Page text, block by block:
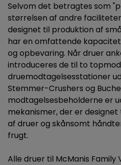
Selvom det betragtes som
størrelsen af andre
designet til produktion af
har en omfattende
og opbevaring. Når druer
introduceres de til to
druemodtagelsesstationer
Stemmer-Crushers og
modtagelsesbeholderne er
mekanismer, der er
af druer og skånsomt
frugt.
Alle druer til McManis